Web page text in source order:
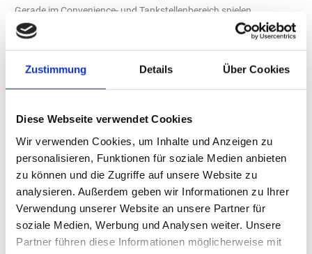
Zustimmung Details Über Cookies
Diese Webseite verwendet Cookies
Wir verwenden Cookies, um Inhalte und Anzeigen zu
personalisieren, Funktionen für soziale Medien anbieten
zu können und die Zugriffe auf unsere Website zu
analysieren. Außerdem geben wir Informationen zu Ihrer
Verwendung unserer Website an unsere Partner für
soziale Medien, Werbung und Analysen weiter. Unsere
Partner führen diese Informationen möglicherweise mit
Gerade im Convenience- und Tankstellenbereich spielen
„spontane Kaufentscheidungen und der Wunsch nach
zentrale Rolle“, weiß Hagen Schlüter, Head of Marke bei
acht alkoholfreie Biere und Biermixgetränke unter der Marke
Innovative alkoholfreie Biermixgetränke sprächen einerseits
bewusst junge Bierkonsumenten an, andererseits positionierten
sie sich vorrangig als gesündere Alternative zu Eistee oder
klassischen Softdrinks. Auch „Gold Ochsen“ greift den Trend zu
alkoholfreien und -reduzierten Bieren gezielt in den jüngsten
Sortimentserweiterungen auf: Das „Oxx Drei Acht“ (3,8 % vol.)